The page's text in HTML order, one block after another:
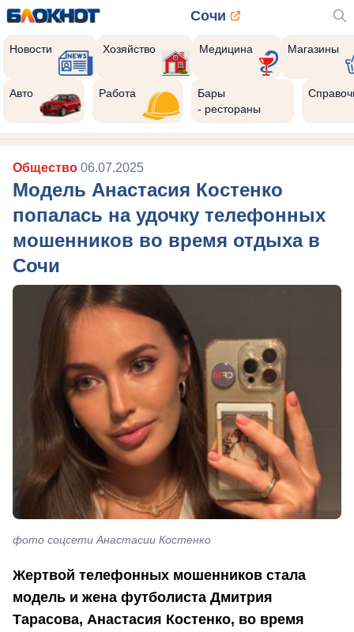
Сочи
Новости Хозяйство Медицина Магазины
Авто Работа
Бары
- рестораны
Общество 06.07.2025
Модель Анастасия Костенко
попалась на удочку телефонных
мошенников во время отдыха в
Сочи
фото соцсети Анастасии Костенко
Жертвой телефонных мошенников стала
модель и жена футболиста Дмитрия
Тарасова, Анастасия Костенко, во время